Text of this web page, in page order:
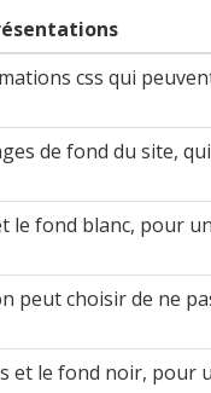
css qui
de fond du site,
le fond blanc, pour
peut choisir de ne
et le fond noir, pour